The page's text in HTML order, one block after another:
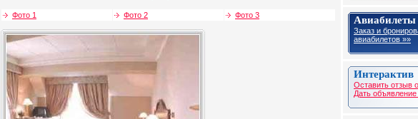
Фото 1 Фото 2 Фото 3
Заказ и
авиабилетов »»
Интерактив
Оставить отзыв
Дать